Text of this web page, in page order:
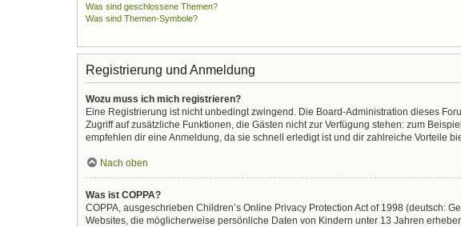
Was sind geschlossene Themen?
Was sind Themen-Symbole?
Registrierung und Anmeldung
Wozu muss ich mich registrieren?
Eine Registrierung ist nicht unbedingt zwingend. Die Board-Administration dieses
Zugriff auf zusätzliche Funktionen, die Gästen nicht zur Verfügung stehen: zum
empfehlen dir eine Anmeldung, da sie schnell erledigt ist und dir zahlreiche Vorteile
Nach oben
Was ist COPPA?
COPPA, ausgeschrieben Children’s Online Privacy Protection Act of 1998 (deutsch:
Websites, die möglicherweise persönliche Daten von Kindern unter 13 Jahren